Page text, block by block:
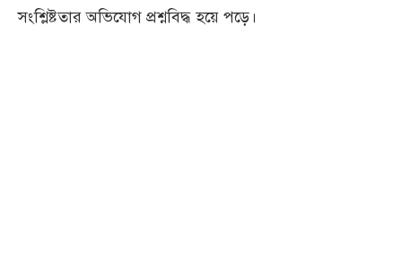
সংশ্লিষ্টতার অভিযোগ প্রশ্নবিদ্ধ হয়ে পড়ে।